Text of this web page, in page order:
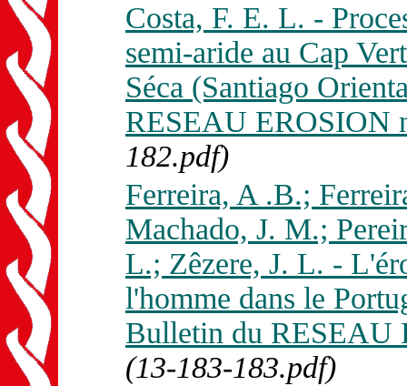
Costa, F. E. L. -
semi-aride au Cap
Séca (Santiago
RESEAU EROSION
182.pdf)
Ferreira, A .B.;
Machado, J. M.;
L.; Zêzere, J. L. -
l'homme dans le
Bulletin du RESEAU
(13-183-183.pdf)